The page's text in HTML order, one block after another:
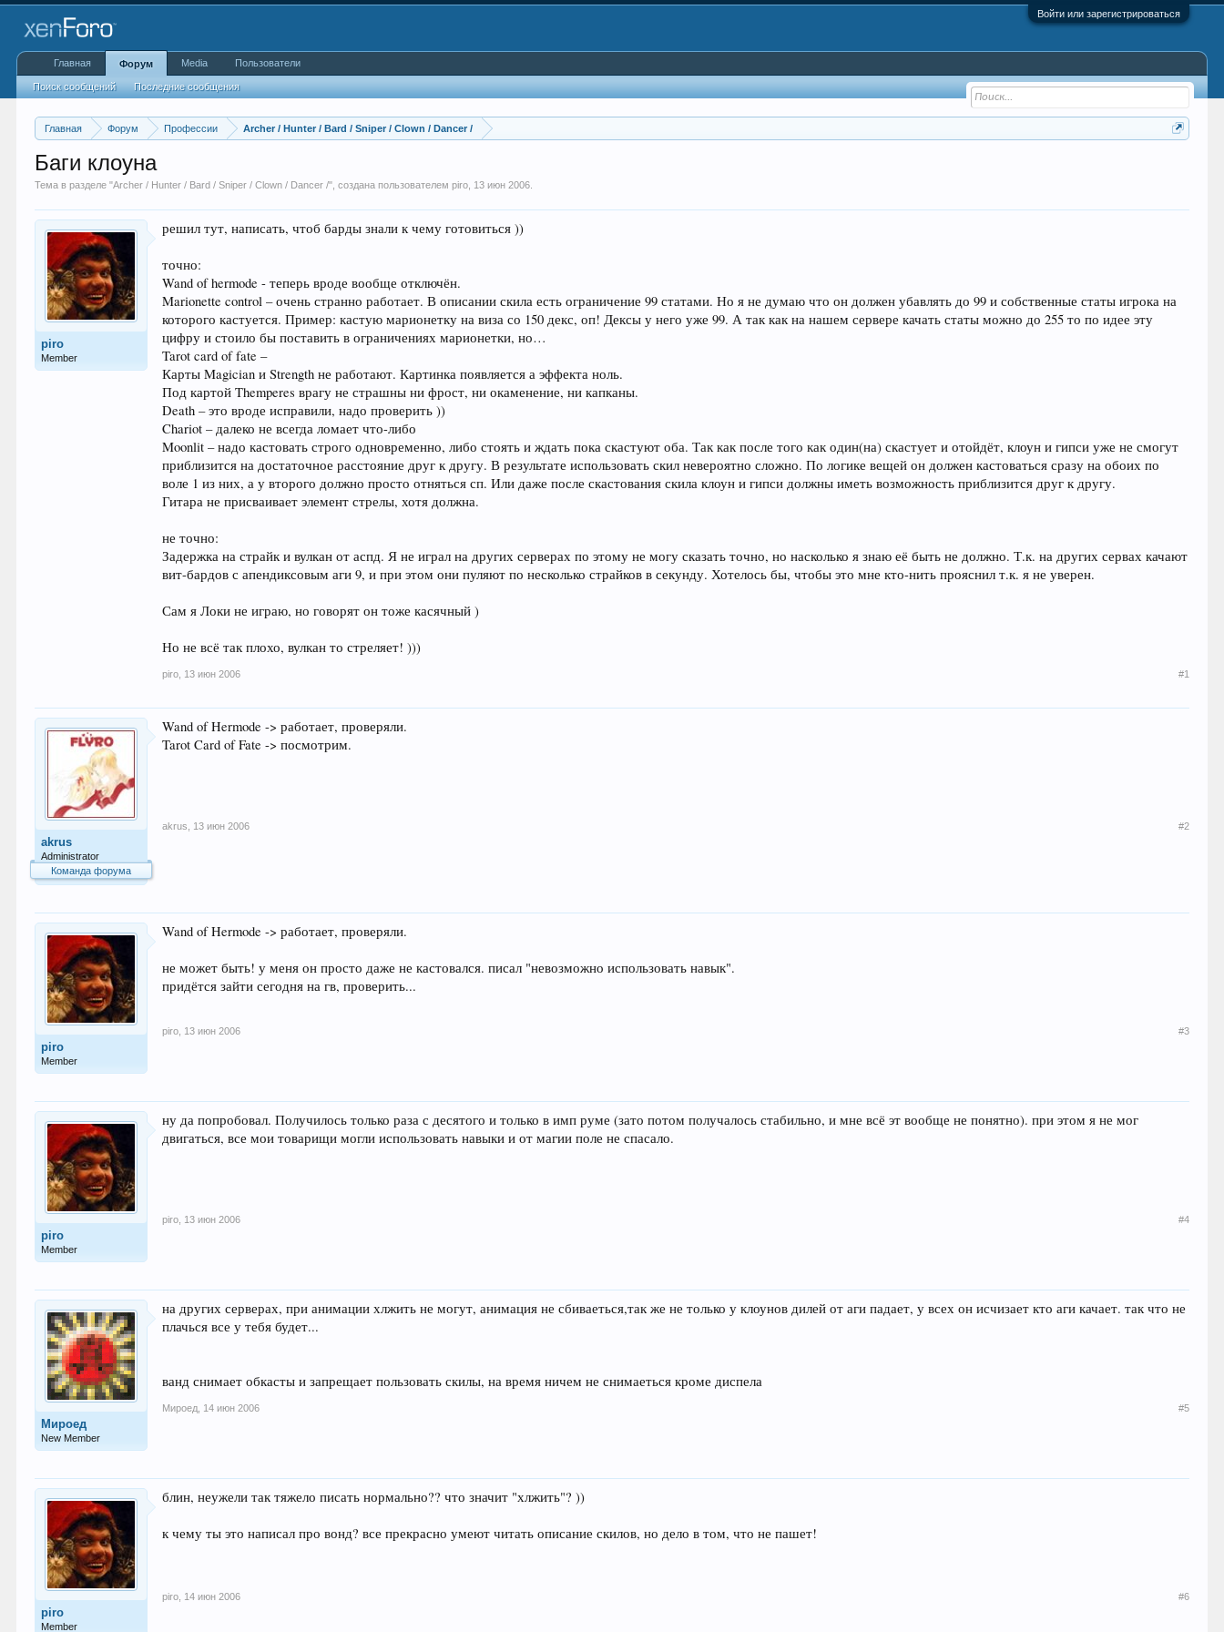
Войти или зарегистрироваться
Главная Форум Профессии Archer / Hunter / Bard / Sniper / Clown / Dancer /
Баги клоуна
Тема в разделе "Archer / Hunter / Bard / Sniper / Clown / Dancer /", создана пользователемpiro 13 июн 2006
piro
Member
решил тут, написать, чтоб барды знали к чему готовиться ))
точно:
Wand of hermode - теперь вроде вообще отключён.
Marionette control – очень странно работает. В описании скила есть ограничение 99 статами. Но я не думаю что он должен убавлять до 99 и собственные статы игрока на
которого кастуется. Пример: кастую марионетку на виза со 150 декс, оп! Дексы у него уже 99. А так как на нашем сервере качать статы можно до 255 то по идее эту
цифру и стоило бы поставить в ограничениях марионетки, но…
Tarot card of fate –
Карты Magician и Strength не работают. Картинка появляется а эффекта ноль.
Под картой Themperes врагу не страшны ни фрост, ни окаменение, ни капканы.
Death – это вроде исправили, надо проверить ))
Chariot – далеко не всегда ломает что-либо
Moonlit – надо кастовать строго одновременно, либо стоять и ждать пока скастуют оба. Так как после того как один(на) скастует и отойдёт, клоун и гипси уже не смогут
приблизится на достаточное расстояние друг к другу. В результате использовать скил невероятно сложно. По логике вещей он должен кастоваться сразу на обоих по
воле 1 из них, а у второго должно просто отняться сп. Или даже после скастования скила клоун и гипси должны иметь возможность приблизится друг к другу.
Гитара не присваивает элемент стрелы, хотя должна.
не точно:
Задержка на страйк и вулкан от аспд. Я не играл на других серверах по этому не могу сказать точно, но насколько я знаю её быть не должно. Т.к. на других сервах качают
вит-бардов с апендиксовым аги 9, и при этом они пуляют по несколько страйков в секунду. Хотелось бы, чтобы это мне кто-нить прояснил т.к. я не уверен.
Сам я Локи не играю, но говорят он тоже касячный )
Но не всё так плохо, вулкан то стреляет! )))
piro 13 июн 2006 #1
akrus
Administrator
Команда форума
Wand of Hermode -> работает, проверяли.
Tarot Card of Fate -> посмотрим.
akrus 13 июн 2006 #2
piro
Member
Wand of Hermode -> работает, проверяли.
не может быть! у меня он просто даже не кастовался. писал "невозможно использовать навык".
придётся зайти сегодня на гв, проверить...
piro 13 июн 2006 #3
piro
Member
ну да попробовал. Получилось только раза с десятого и только в имп руме (зато потом получалось стабильно, и мне всё эт вообще не понятно). при этом я не мог
двигаться, все мои товарищи могли использовать навыки и от магии поле не спасало.
piro 13 июн 2006 #4
Мироед
New Member
на других серверах, при анимации хлжить не могут, анимация не сбиваеться,так же не только у клоунов дилей от аги падает, у всех он исчизает кто аги качает. так что не
плачься все у тебя будет...
ванд снимает обкасты и запрещает пользовать скилы, на время ничем не снимаеться кроме диспела
Мироед 14 июн 2006 #5
piro
Member
блин, неужели так тяжело писать нормально?? что значит "хлжить"? ))
к чему ты это написал про вонд? все прекрасно умеют читать описание скилов, но дело в том, что не пашет!
piro 14 июн 2006 #6
Главная Форум
Поиск сообщений Последние сообщения
Media Пользователи